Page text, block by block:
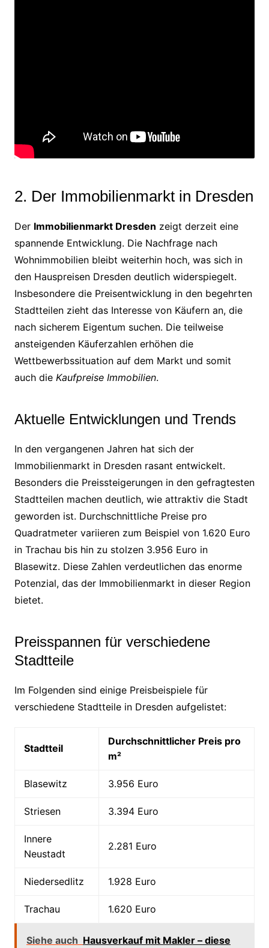
2. Der Immobilienmarkt in Dresden
Der Immobilienmarkt Dresden zeigt derzeit eine
spannende Entwicklung. Die Nachfrage nach
Wohnimmobilien bleibt weiterhin hoch, was sich in
den Hauspreisen Dresden deutlich widerspiegelt.
Insbesondere die Preisentwicklung in den begehrten
Stadtteilen zieht das Interesse von Käufern an, die
nach sicherem Eigentum suchen. Die teilweise
ansteigenden Käuferzahlen erhöhen die
Wettbewerbssituation auf dem Markt und somit
auch die Kaufpreise Immobilien.
Aktuelle Entwicklungen und Trends
In den vergangenen Jahren hat sich der
Immobilienmarkt in Dresden rasant entwickelt.
Besonders die Preissteigerungen in den gefragtesten
Stadtteilen machen deutlich, wie attraktiv die Stadt
geworden ist. Durchschnittliche Preise pro
Quadratmeter variieren zum Beispiel von 1.620 Euro
in Trachau bis hin zu stolzen 3.956 Euro in
Blasewitz. Diese Zahlen verdeutlichen das enorme
Potenzial, das der Immobilienmarkt in dieser Region
bietet.
Preisspannen für verschiedene
Stadtteile
Im Folgenden sind einige Preisbeispiele für
verschiedene Stadtteile in Dresden aufgelistet:
Stadtteil
Durchschnittlicher Preis pro
m²
Blasewitz 3.956 Euro
Striesen 3.394 Euro
Innere
Neustadt
2.281 Euro
Niedersedlitz 1.928 Euro
Trachau 1.620 Euro
Siehe auch Hausverkauf mit Makler – diese